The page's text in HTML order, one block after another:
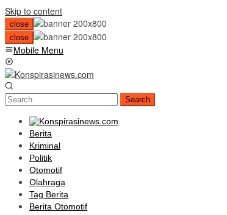
Skip to content
close
close
Mobile Menu
Search
Berita
Kriminal
Politik
Otomotif
Olahraga
Tag Berita
Berita Otomotif